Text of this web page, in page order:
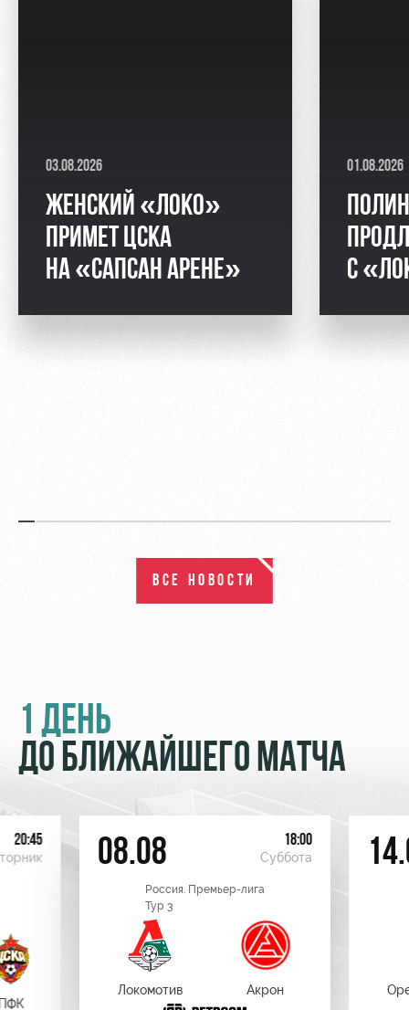
03.08.2026
ЖЕНСКИЙ «ЛОКО»
ПРИМЕТ ЦСКА
НА «САПСАН АРЕНЕ»
01.08.2026
С
ВСЕ НОВОСТИ
1 ДЕНЬ
ДО БЛИЖАЙШЕГО МАТЧА
20:45 08.08 18:00
Суббота
Россия. Премьер-лига
Тур 3
Локомотив Акрон